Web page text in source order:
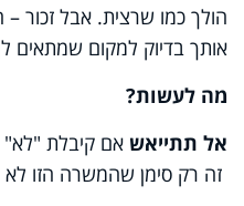
הולך כמו שרצית. אבל זכור –
אותך בדיוק למקום שמתאים
מה לעשות?
אל תתייאש אם קיבלת "לא"
זה רק סימן שהמשרה הזו לא